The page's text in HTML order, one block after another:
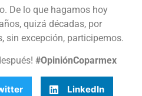
De lo que hagamos hoy
quizá décadas, por
sin excepción, participemos.
#OpiniónCoparmex
LinkedIn